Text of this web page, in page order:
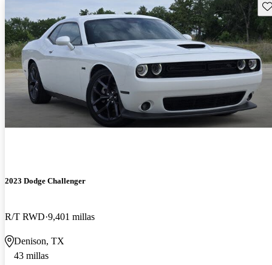
2023 Dodge Challenger
R/T RWD 9,401 millas
Denison, TX
43 millas